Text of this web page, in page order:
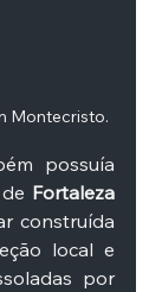
Montecristo.
possuía
Fortaleza
construída
local e
por